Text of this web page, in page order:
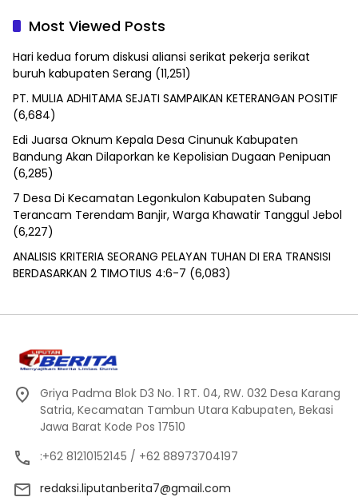
Most Viewed Posts
Hari kedua forum diskusi aliansi serikat pekerja serikat
buruh kabupaten Serang (11,251)
PT. MULIA ADHITAMA SEJATI SAMPAIKAN KETERANGAN POSITIF
(6,684)
Edi Juarsa Oknum Kepala Desa Cinunuk Kabupaten
Bandung Akan Dilaporkan ke Kepolisian Dugaan Penipuan
(6,285)
7 Desa Di Kecamatan Legonkulon Kabupaten Subang
Terancam Terendam Banjir, Warga Khawatir Tanggul Jebol
(6,227)
ANALISIS KRITERIA SEORANG PELAYAN TUHAN DI ERA TRANSISI
BERDASARKAN 2 TIMOTIUS 4:6-7 (6,083)
Griya Padma Blok D3 No. 1 RT. 04, RW. 032 Desa Karang
Satria, Kecamatan Tambun Utara Kabupaten, Bekasi
Jawa Barat Kode Pos 17510
:+62 81210152145 / +62 88973704197
redaksi.liputanberita7@gmail.com